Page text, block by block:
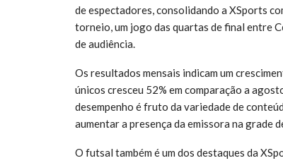
de espectadores, consolidando a XSports
torneio, um jogo das quartas de final entre
de audiência.
Os resultados mensais indicam um
únicos cresceu 52% em comparação a
desempenho é fruto da variedade de
aumentar a presença da emissora na grade
O futsal também é um dos destaques da